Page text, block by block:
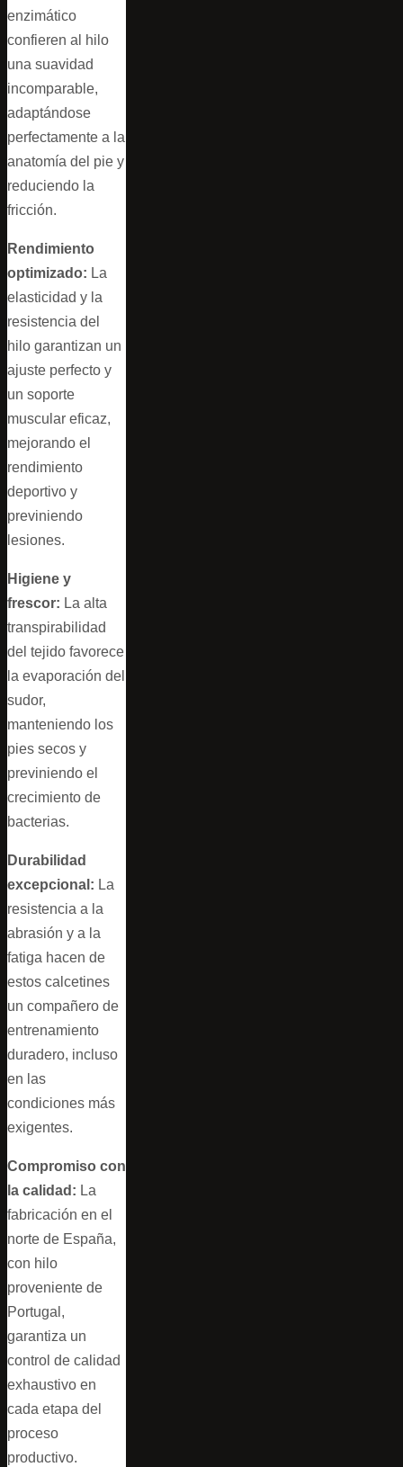
enzimático
confieren al hilo
una suavidad
incomparable,
adaptándose
perfectamente a la
anatomía del pie y
reduciendo la
fricción.
Rendimiento
optimizado: La
elasticidad y la
resistencia del
hilo garantizan un
ajuste perfecto y
un soporte
muscular eficaz,
mejorando el
rendimiento
deportivo y
previniendo
lesiones.
Higiene y
frescor: La alta
transpirabilidad
del tejido favorece
la evaporación del
sudor,
manteniendo los
pies secos y
previniendo el
crecimiento de
bacterias.
Durabilidad
excepcional: La
resistencia a la
abrasión y a la
fatiga hacen de
estos calcetines
un compañero de
entrenamiento
duradero, incluso
en las
condiciones más
exigentes.
Compromiso con
la calidad: La
fabricación en el
norte de España,
con hilo
proveniente de
Portugal,
garantiza un
control de calidad
exhaustivo en
cada etapa del
proceso
productivo.